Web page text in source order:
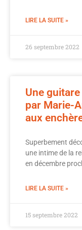
LIRE LA SUITE »
26 septembre 2022
Une
par Marie-
aux
Superbement
une intime de la
en décembre
LIRE LA SUITE »
15 septembre 2022